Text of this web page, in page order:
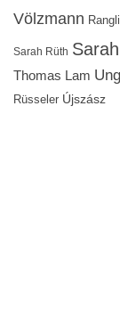
Völzmann
Sarah Rüth
Thomas Lam
Rüsseler Újszász